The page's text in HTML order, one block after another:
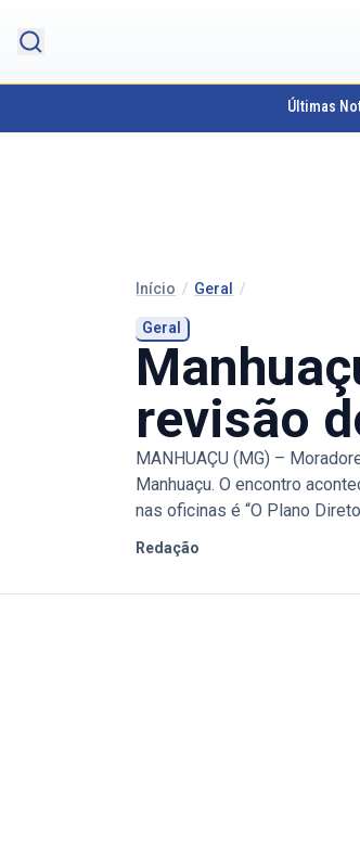
Últimas
Início / Geral /
Geral
revisão
MANHUAÇU (MG) –
Manhuaçu. O encontro
nas oficinas é “O Plano
Redação